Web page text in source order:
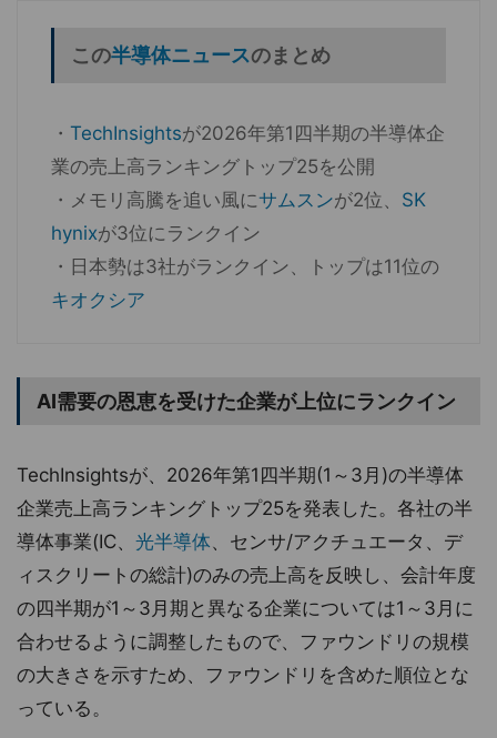
この半導体ニュースのまとめ
・ TechInsightsが2026年第1四半期の半導体企
業の売上高ランキングトップ25を公開
・メモリ高騰を追い風にサムスンが2位、 SK
hynixが3位にランクイン
・日本勢は3社がランクイン、トップは11位の
キオクシア
AI需要の恩恵を受けた企業が上位にランクイン
TechInsightsが、2026年第1四半期(1～3月)の半導体
企業売上高ランキングトップ25を発表した。各社の半
導体事業(IC、 光半導体、センサ/アクチュエータ、デ
ィスクリートの総計)のみの売上高を反映し、会計年度
の四半期が1～3月期と異なる企業については1～3月に
合わせるように調整したもので、ファウンドリの規模
の大きさを示すため、ファウンドリを含めた順位とな
っている。